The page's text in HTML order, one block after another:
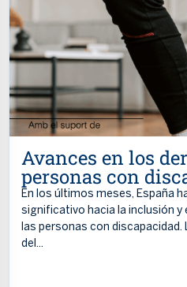
Avances en los
personas con
En los últimos meses, España
significativo hacia la inclusión y
las personas con
del...